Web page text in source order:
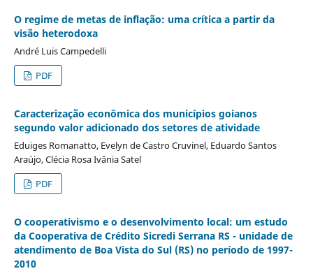
O regime de metas de inflação: uma crítica a partir da
visão heterodoxa
André Luis Campedelli
PDF
Caracterização econômica dos municípios goianos
segundo valor adicionado dos setores de atividade
Eduiges Romanatto, Evelyn de Castro Cruvinel, Eduardo Santos
Araújo, Clécia Rosa Ivânia Satel
PDF
O cooperativismo e o desenvolvimento local: um estudo
da Cooperativa de Crédito Sicredi Serrana RS - unidade de
atendimento de Boa Vista do Sul (RS) no período de 1997-
2010